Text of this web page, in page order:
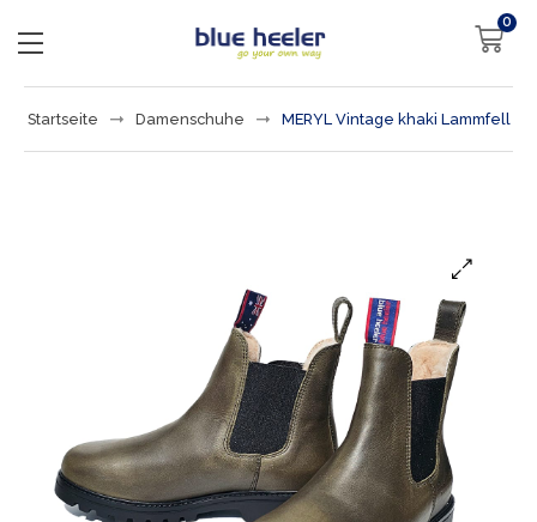
0
Startseite Damenschuhe MERYL Vintage khaki Lammfell